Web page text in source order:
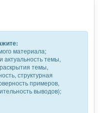
материала;
актуальность темы,
темы,
структурная
примеров,
выводов);